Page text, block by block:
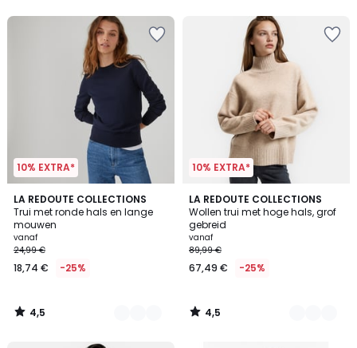
10% EXTRA*
LA REDOUTE COLLECTIONS
Trui met ronde hals en lange
mouwen
vanaf
24,99 €
18,74 € -25%
4,5
/ 5
5
Kleuren
4,5
/
10% EXTRA*
LA REDOUTE COLLECTIONS
Wollen trui met hoge hals, grof
gebreid
vanaf
89,99 €
67,49 € -25%
4,5
/ 5
4
Kleuren
4,5
/